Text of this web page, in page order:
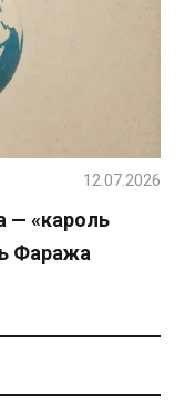
— «кароль
Фаража
12.07.2026